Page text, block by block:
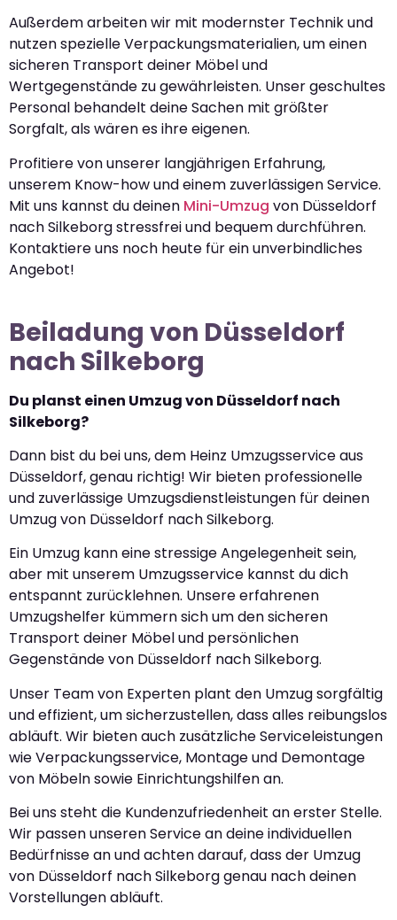
Außerdem arbeiten wir mit modernster Technik und
nutzen spezielle Verpackungsmaterialien, um einen
sicheren Transport deiner Möbel und
Wertgegenstände zu gewährleisten. Unser geschultes
Personal behandelt deine Sachen mit größter
Sorgfalt, als wären es ihre eigenen.
Profitiere von unserer langjährigen Erfahrung,
unserem Know-how und einem zuverlässigen Service.
Mit uns kannst du deinen Mini-Umzug von Düsseldorf
nach Silkeborg stressfrei und bequem durchführen.
Kontaktiere uns noch heute für ein unverbindliches
Angebot!
Beiladung von Düsseldorf
nach Silkeborg
Du planst einen Umzug von Düsseldorf nach
Silkeborg?
Dann bist du bei uns, dem Heinz Umzugsservice aus
Düsseldorf, genau richtig! Wir bieten professionelle
und zuverlässige Umzugsdienstleistungen für deinen
Umzug von Düsseldorf nach Silkeborg.
Ein Umzug kann eine stressige Angelegenheit sein,
aber mit unserem Umzugsservice kannst du dich
entspannt zurücklehnen. Unsere erfahrenen
Umzugshelfer kümmern sich um den sicheren
Transport deiner Möbel und persönlichen
Gegenstände von Düsseldorf nach Silkeborg.
Unser Team von Experten plant den Umzug sorgfältig
und effizient, um sicherzustellen, dass alles reibungslos
abläuft. Wir bieten auch zusätzliche Serviceleistungen
wie Verpackungsservice, Montage und Demontage
von Möbeln sowie Einrichtungshilfen an.
Bei uns steht die Kundenzufriedenheit an erster Stelle.
Wir passen unseren Service an deine individuellen
Bedürfnisse an und achten darauf, dass der Umzug
von Düsseldorf nach Silkeborg genau nach deinen
Vorstellungen abläuft.